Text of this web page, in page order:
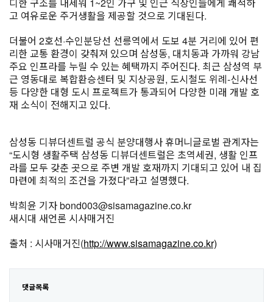
고 여유로운 주거생활을 제공할 것으로 기대된다.
더불어 2호선·수인분당선 선릉역에서 도보 4분 거리에 있어 편
리한 교통 환경이 갖춰져 있으며 삼성동, 대치동과 가까워 강남
주요 인프라를 누릴 수 있는 혜택까지 주어진다. 최근 삼성역 부
근 영동대로 복합환승센터 및 지상공원, 도시철도 위례-신사선
등 다양한 대형 도시 프로젝트가 통과되어 다양한 미래 개발 호
재 소식이 전해지고 있다.
삼성동 디뷰더센트럴 공식 분양대행사 휴머니글로벌 관계자는
“도시형 생활주택 삼성동 디뷰더센트럴은 초역세권, 생활 인프
라를 모두 갖춘 곳으로 주변 개발 호재까지 기대되고 있어 내 집
마련에 최적의 조건을 가졌다”라고 설명했다.
박희윤 기자 bond003@sisamagazine.co.kr
새시대 새언론 시사매거진
출처 : 시사매거진(http://www.sisamagazine.co.kr)
댓글목록